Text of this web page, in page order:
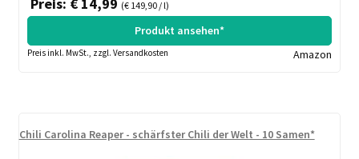
(€ 149,90 / l)
Produkt ansehen*
Preis inkl. MwSt., zzgl. Versandkosten Amazon
Chili Carolina Reaper - schärfster Chili der Welt - 10 Samen*